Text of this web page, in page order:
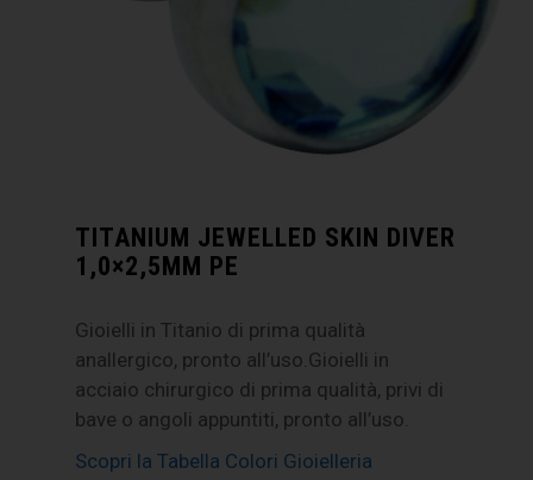
TITANIUM JEWELLED SKIN DIVER
1,0×2,5MM PE
Gioielli in Titanio di prima qualità
anallergico, pronto all’uso.Gioielli in
acciaio chirurgico di prima qualità, privi di
bave o angoli appuntiti, pronto all’uso.
Scopri la Tabella Colori Gioielleria